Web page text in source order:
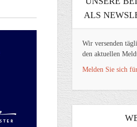
ALS
Wir versenden
den aktuellen
Melden Sie sich